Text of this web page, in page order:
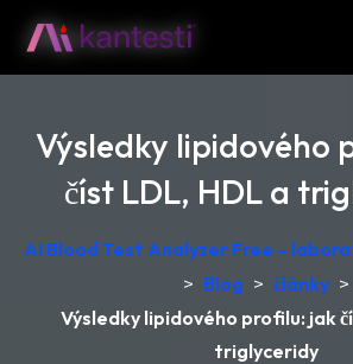
Výsledky lipidového
číst LDL, HDL a
AI Blood Test Analyzer Free –
> Blog > články >
Výsledky lipidového profilu: jak
triglyceridy